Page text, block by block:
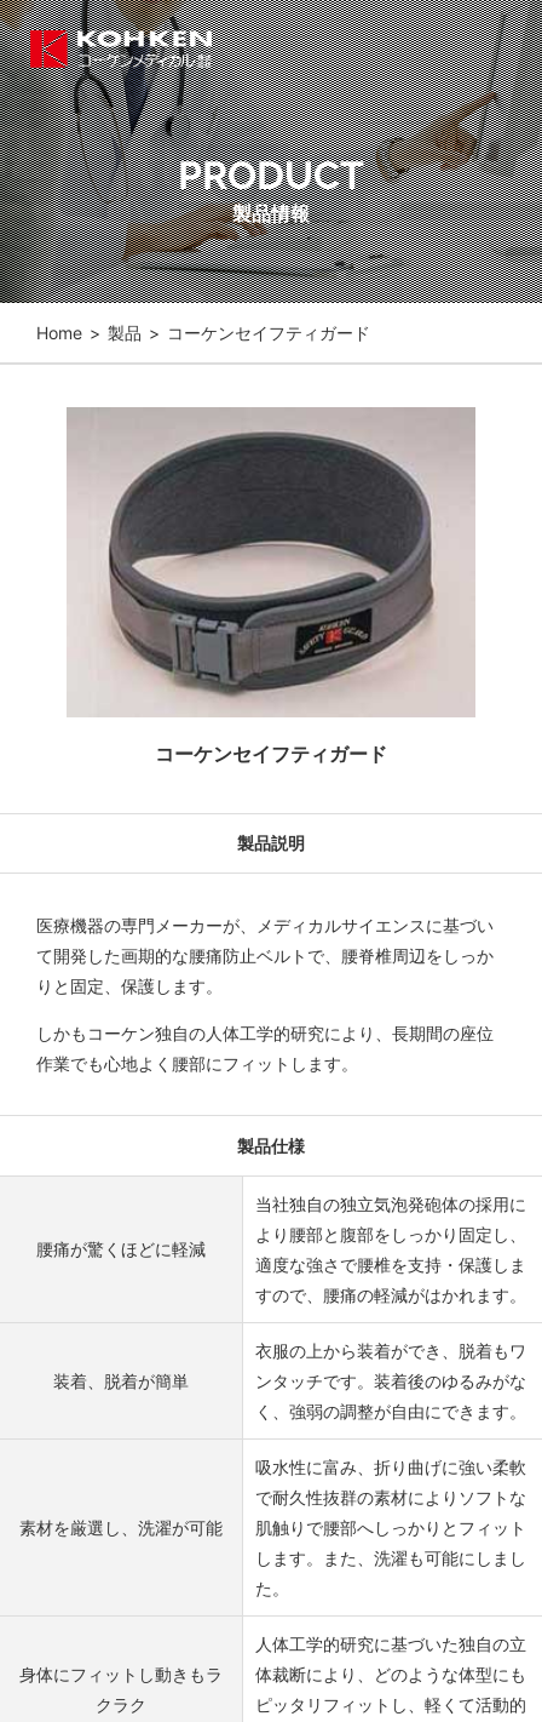
PRODUCT
製品情報
Home > 製品 > コーケンセイフティガード
コーケンセイフティガード
製品説明
医療機器の専門メーカーが、メディカルサイエンスに基づい
て開発した画期的な腰痛防止ベルトで、腰脊椎周辺をしっか
りと固定、保護します。
しかもコーケン独自の人体工学的研究により、長期間の座位
作業でも心地よく腰部にフィットします。
製品仕様
腰痛が驚くほどに軽減
当社独自の独立気泡発砲体の採用に
より腰部と腹部をしっかり固定し、
適度な強さで腰椎を支持・保護しま
すので、腰痛の軽減がはかれます。
装着、脱着が簡単
衣服の上から装着ができ、脱着もワ
ンタッチです。装着後のゆるみがな
く、強弱の調整が自由にできます。
素材を厳選し、洗濯が可能
吸水性に富み、折り曲げに強い柔軟
で耐久性抜群の素材によりソフトな
肌触りで腰部へしっかりとフィット
します。また、洗濯も可能にしまし
た。
身体にフィットし動きもラ
クラク
人体工学的研究に基づいた独自の立
体裁断により、どのような体型にも
ピッタリフィットし、軽くて活動的